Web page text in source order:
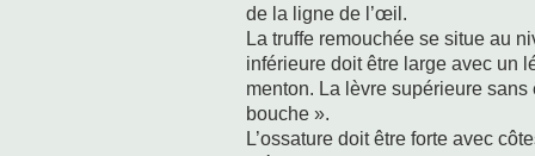
de la ligne de l’œil.
La truffe remouchée se situe au
inférieure doit être large avec un
menton. La lèvre supérieure
bouche ».
L’ossature doit être forte avec